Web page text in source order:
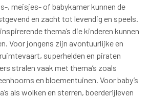
, meisjes- of babykamer kunnen de
en zacht tot levendig en speels.
thema’s die kinderen kunnen
Voor jongens zijn avontuurlijke en
superhelden en piraten
stralen vaak met thema’s zoals
en bloementuinen. Voor baby’s
als wolken en sterren, boerderijleven